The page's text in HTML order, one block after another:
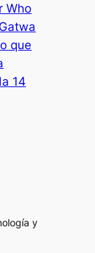
Who
que
14
y